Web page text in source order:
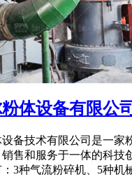
体设备有限公司
备技术有限公司是一家
售和服务于一体的科技
3种气流粉碎机、5种机